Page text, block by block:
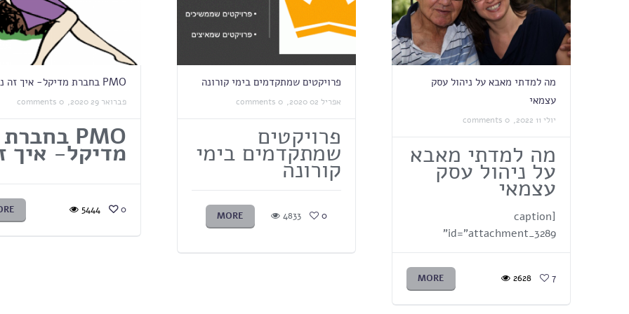
מה למדתי מאבא על ניהול עסק
עצמאי
יולי 11 2022, 0 comments
מה למדתי מאבא
על ניהול עסק
עצמאי
[caption
id="attachment_3289"
MORE 2628 7
פרויקטים שמתקדמים בימי קורונה
אפריל 02 2020, 0 comments
פרויקטים
שמתקדמים בימי
קורונה
MORE 4833 0
PMO בחברת מדיקל- איך זה נראה?
פברואר 29 2020, 0 comments
PMO בחברת
מדיקל- איך
5444 0